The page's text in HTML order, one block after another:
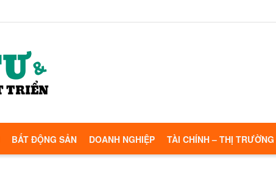
BẤT ĐỘNG SẢN DOANH NGHIỆP TÀI CHÍNH – THỊ TRƯỜNG